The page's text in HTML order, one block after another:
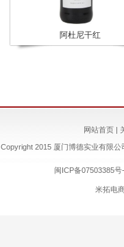
阿杜尼干红
网站首页|
Copyright 2015 厦门博德实业有限
闽ICP备07503385号
米拓电